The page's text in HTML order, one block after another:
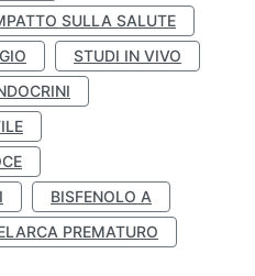
SULLA SALUTE
STUDI IN VIVO
BISFENOLO A
PREMATURO